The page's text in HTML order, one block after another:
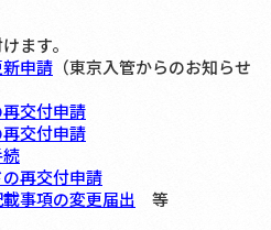
ます。
申請 （東京入管からのお知らせ
交付申請
交付申請
再交付申請
事項の変更届出 等